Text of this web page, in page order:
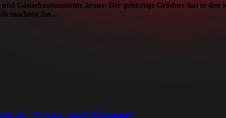
Gänsehautmomente ärmer. Der gebürtige Grödner hat in den
machten ihn...
in "Feuer und Flamme"